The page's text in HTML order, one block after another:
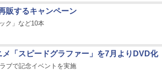
販するキャンペーン
ク」など10本
メ「スピードグラファー」を7月よりDVD化
ブで記念イベントを実施